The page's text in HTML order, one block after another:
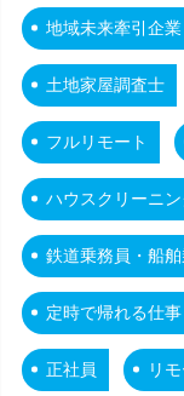
地域未来牽引企業
土地家屋調査士
フルリモート
ハウスクリーニ
鉄道乗務員・船舶
定時で帰れる仕事
正社員 リ